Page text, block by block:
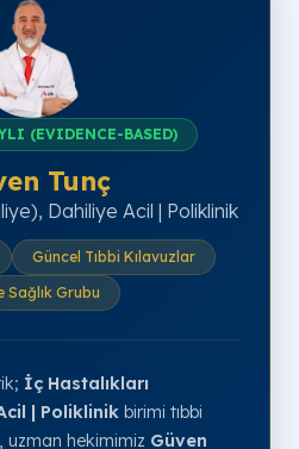
(EVIDENCE-BASED)
Tunç
Dahiliye Acil | Poliklinik
Güncel Tıbbi Kılavuzlar
Sağlık Grubu
İç Hastalıkları
| Poliklinik birimi tıbbi
uzman hekimimiz Güven